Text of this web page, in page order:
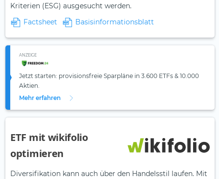
Kriterien (ESG) ausgesucht werden.
Factsheet
Basisinformationsblatt
ANZEIGE
Jetzt starten: provisionsfreie Sparpläne in 3.600 ETFs & 10.000
Aktien.
Mehr erfahren
ETF mit wikifolio
optimieren
Diversifikation kann auch über den Handelsstil laufen. Mit